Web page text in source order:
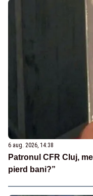
6 aug. 2026, 14:38
Patronul CFR Cluj,
pierd bani?”